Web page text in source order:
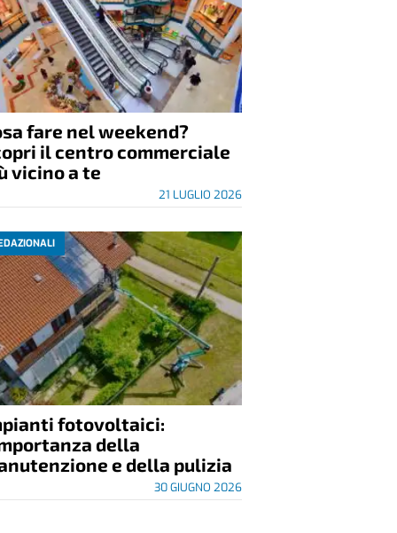
fare nel weekend?
il centro commerciale
vicino a te
21 LUGLIO 2026
fotovoltaici:
della
e della pulizia
30 GIUGNO 2026